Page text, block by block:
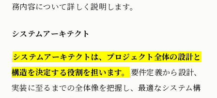
務内容について詳しく説明します。
システムアーキテクト
システムアーキテクトは、プロジェクト全体の設計と
構造を決定する役割を担います。 要件定義から設計、
実装に至るまでの全体像を把握し、最適なシステム構